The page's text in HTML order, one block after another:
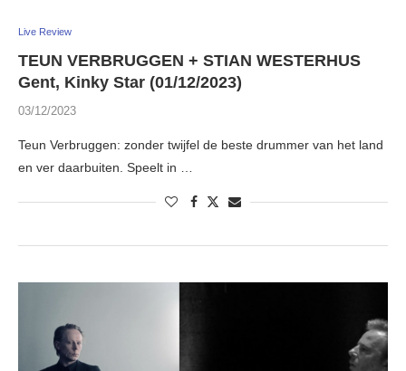
Live Review
TEUN VERBRUGGEN + STIAN WESTERHUS
Gent, Kinky Star (01/12/2023)
03/12/2023
Teun Verbruggen: zonder twijfel de beste drummer van het land
en ver daarbuiten. Speelt in …